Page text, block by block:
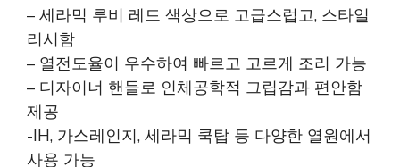
– 세라믹 루비 레드 색상으로 고급스럽고, 스타일
리시함
– 열전도율이 우수하여 빠르고 고르게 조리 가능
– 디자이너 핸들로 인체공학적 그립감과 편안함
제공
-IH, 가스레인지, 세라믹 쿡탑 등 다양한 열원에서
사용 가능